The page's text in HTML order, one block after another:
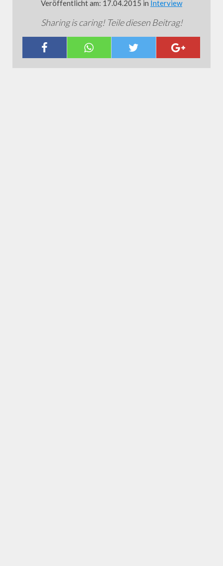
Veröffentlicht am: 17.04.2015 in Interview
Sharing is caring! Teile diesen Beitrag!